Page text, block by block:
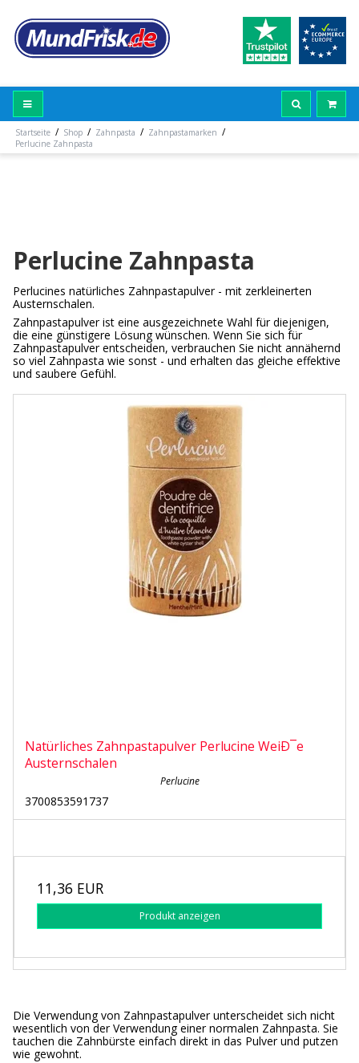
Startseite / Shop / Zahnpasta / Zahnpastamarken /
Perlucine Zahnpasta
Perlucine Zahnpasta
Perlucines natürliches Zahnpastapulver - mit zerkleinerten
Austernschalen.
Zahnpastapulver ist eine ausgezeichnete Wahl für diejenigen,
die eine günstigere Lösung wünschen. Wenn Sie sich für
Zahnpastapulver entscheiden, verbrauchen Sie nicht annähernd
so viel Zahnpasta wie sonst - und erhalten das gleiche effektive
und saubere Gefühl.
Natürliches Zahnpastapulver Perlucine WeiÐ¯e
Austernschalen
Perlucine
3700853591737
11,36 EUR
Produkt anzeigen
Die Verwendung von Zahnpastapulver unterscheidet sich nicht
wesentlich von der Verwendung einer normalen Zahnpasta. Sie
tauchen die Zahnbürste einfach direkt in das Pulver und putzen
wie gewohnt.